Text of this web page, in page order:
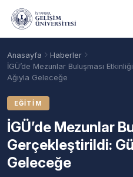
Ana içeriğe geç
Anasayfa
Haberler
İGÜ’de Mezunlar Buluşması
Ağıyla Geleceğe
EĞITIM
İGÜ’de Mezunlar
Gerçekleştirildi:
Geleceğe